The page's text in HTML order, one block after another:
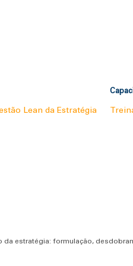
Lean da Estratégia
da estratégia: formulação,